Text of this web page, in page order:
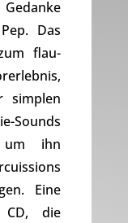
Das
flau-
simplen
Sounds
ihn
Eine
CD, die